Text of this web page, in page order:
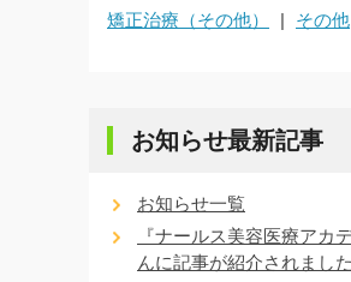
矯正治療（その他）
その他
お知らせ最新記事
お知らせ一覧
『ナールス美容医療アカ
んに記事が紹介されました